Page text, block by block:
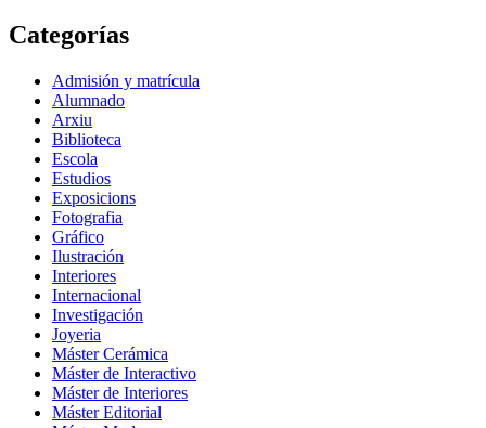
Categorías
Admisión y matrícula
Alumnado
Arxiu
Biblioteca
Escola
Estudios
Exposicions
Fotografia
Gráfico
Ilustración
Interiores
Internacional
Investigación
Joyeria
Máster Cerámica
Máster de Interactivo
Máster de Interiores
Máster Editorial